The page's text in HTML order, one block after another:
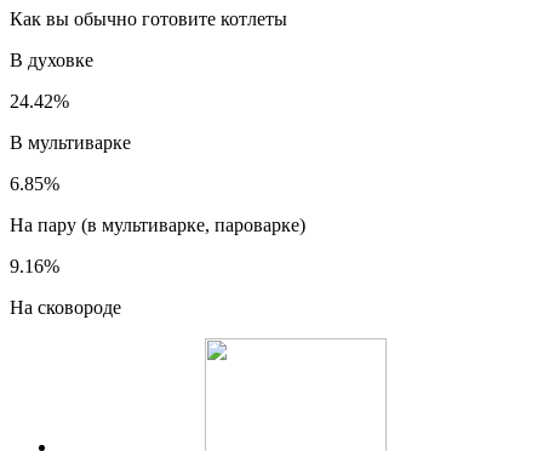
Как вы обычно готовите котлеты
В духовке
24.42%
В мультиварке
6.85%
На пару (в мультиварке, пароварке)
9.16%
На сковороде